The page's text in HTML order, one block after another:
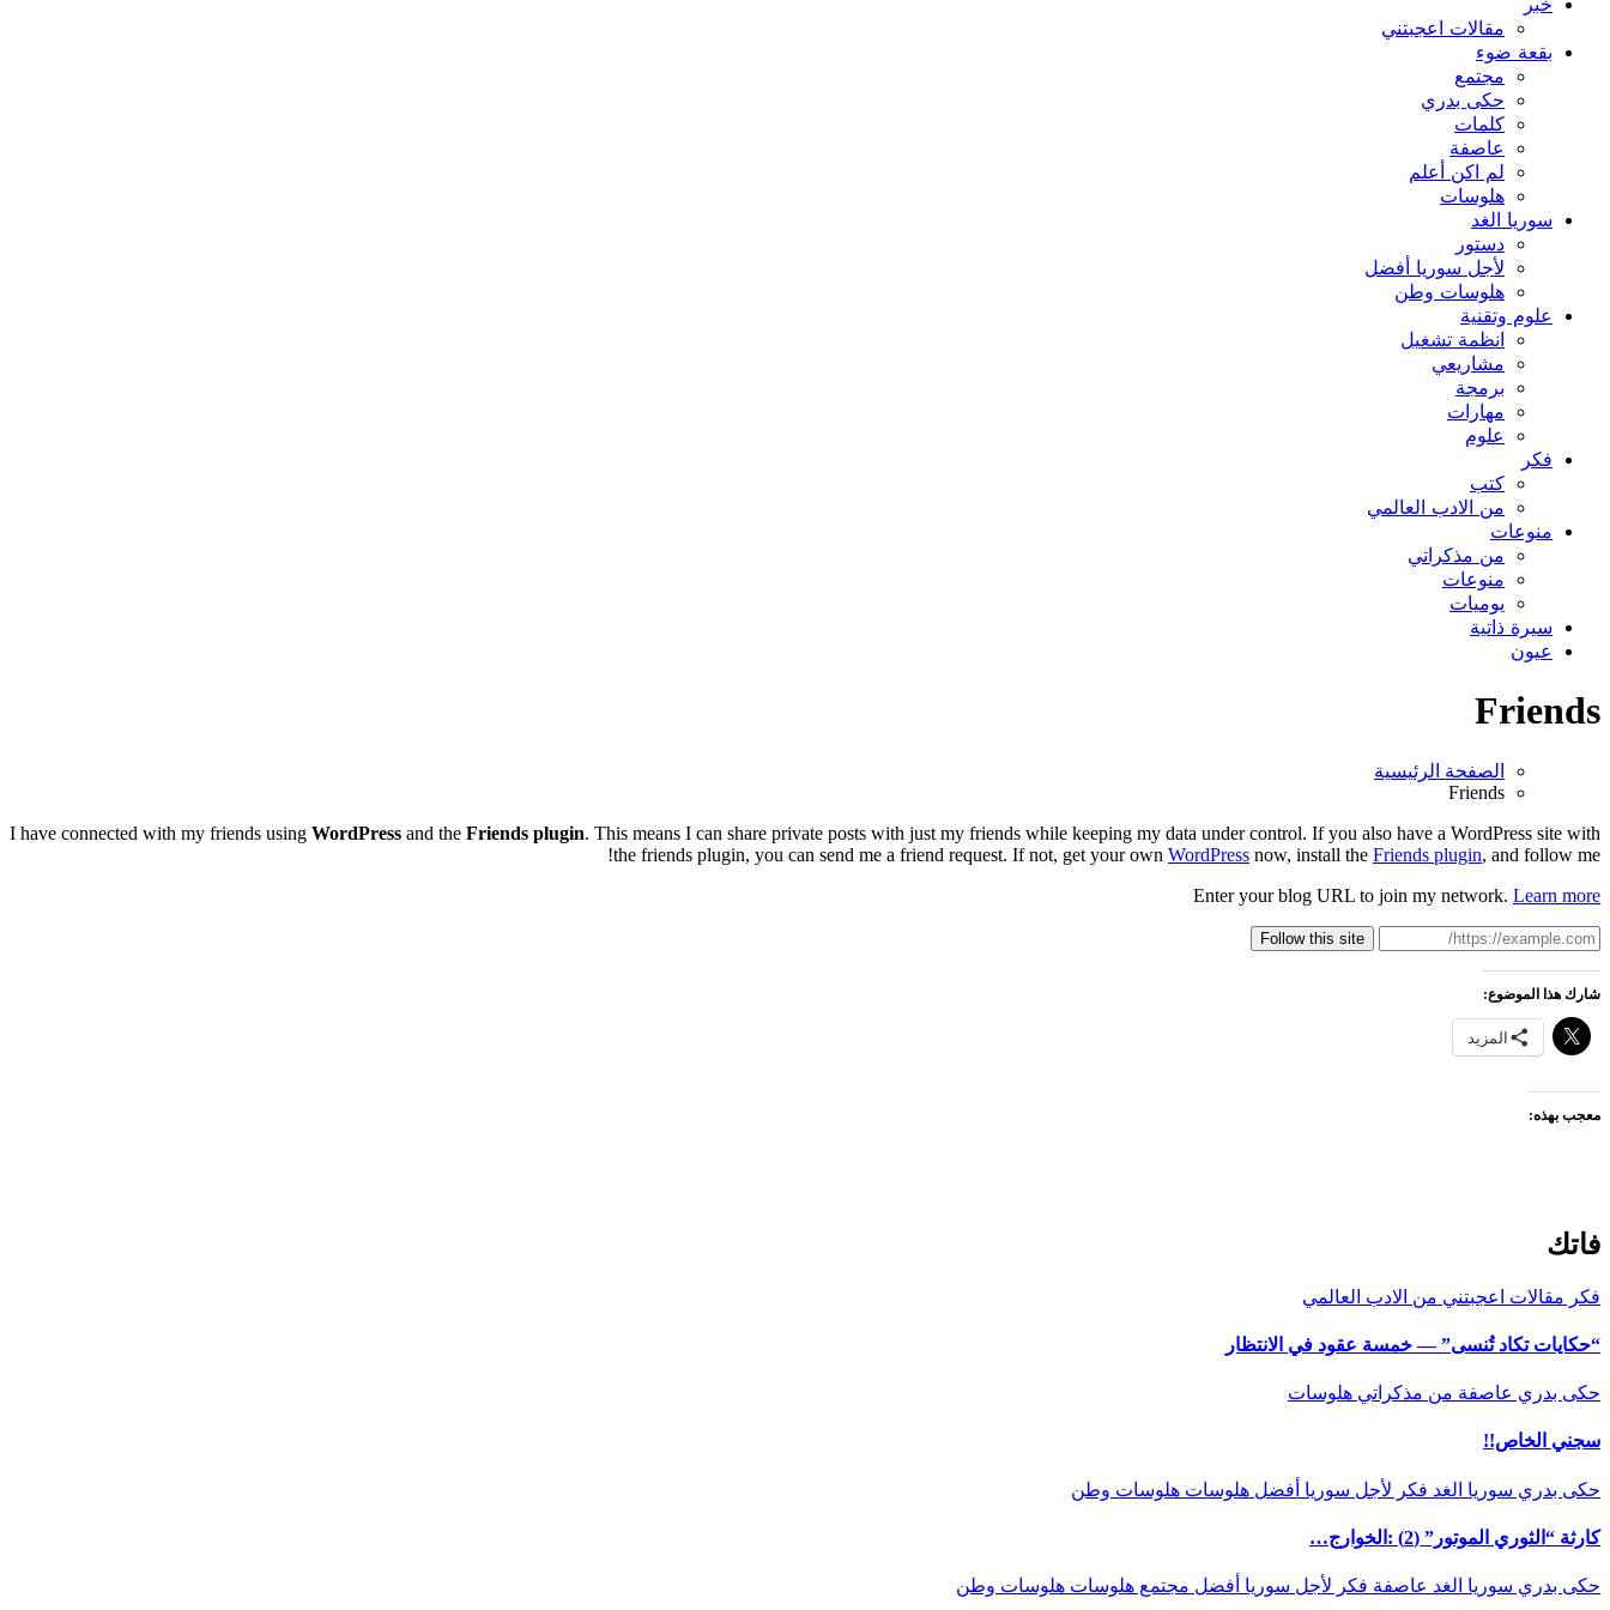
خبر
مقالات اعجبتني
بقعة ضوء
مجتمع
حكى بدري
كلمات
عاصفة
لم اكن أعلم
هلوسات
سوريا الغد
دستور
لأجل سوريا أفضل
هلوسات وطن
علوم وتقنية
انظمة تشغيل
مشاريعي
برمجة
مهارات
علوم
فكر
كتب
من الادب العالمي
منوعات
من مذكراتي
منوعات
يوميات
سيرة ذاتية
عيون
Friends
الصفحة الرئيسية
Friends
I have connected with my friends using WordPress and the Friends plugin. This means I can share private posts with just my friends while keeping my data under control. If you also have a WordPress site with
the friends plugin, you can send me a friend request. If not, get your own WordPress now, install the Friends plugin, and follow me!
Enter your blog URL to join my network. Learn more
Follow this site
شارك هذا الموضوع:
المزيد
معجب بهذه:
فاتك
فكر مقالات اعجبتني من الادب العالمي
“حكايات تكاد تُنسى” — خمسة عقود في الانتظار
حكى بدري عاصفة من مذكراتي هلوسات
سجني الخاص!!
حكى بدري سوريا الغد فكر لأجل سوريا أفضل هلوسات هلوسات وطن
كارثة “الثوري الموتور” (2) :الخوارج…
حكى بدري سوريا الغد عاصفة فكر لأجل سوريا أفضل مجتمع هلوسات هلوسات وطن